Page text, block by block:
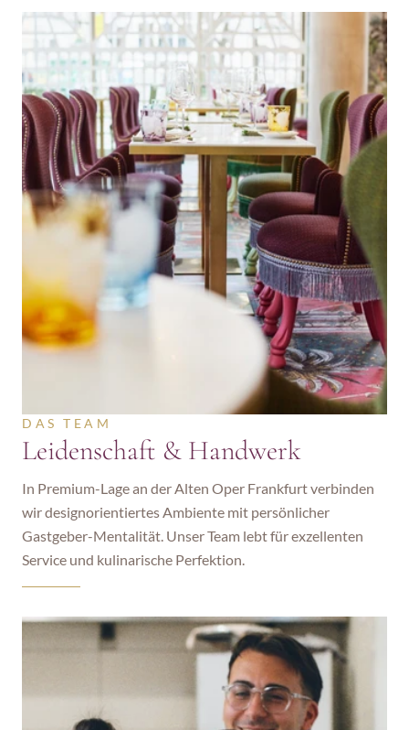
DAS TEAM
Leidenschaft & Handwerk
In Premium-Lage an der Alten Oper Frankfurt verbinden
wir designorientiertes Ambiente mit persönlicher
Gastgeber-Mentalität. Unser Team lebt für exzellenten
Service und kulinarische Perfektion.